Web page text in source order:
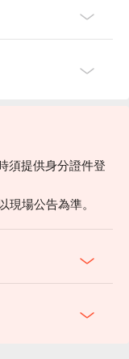
須提供身分證件登
場公告為準。